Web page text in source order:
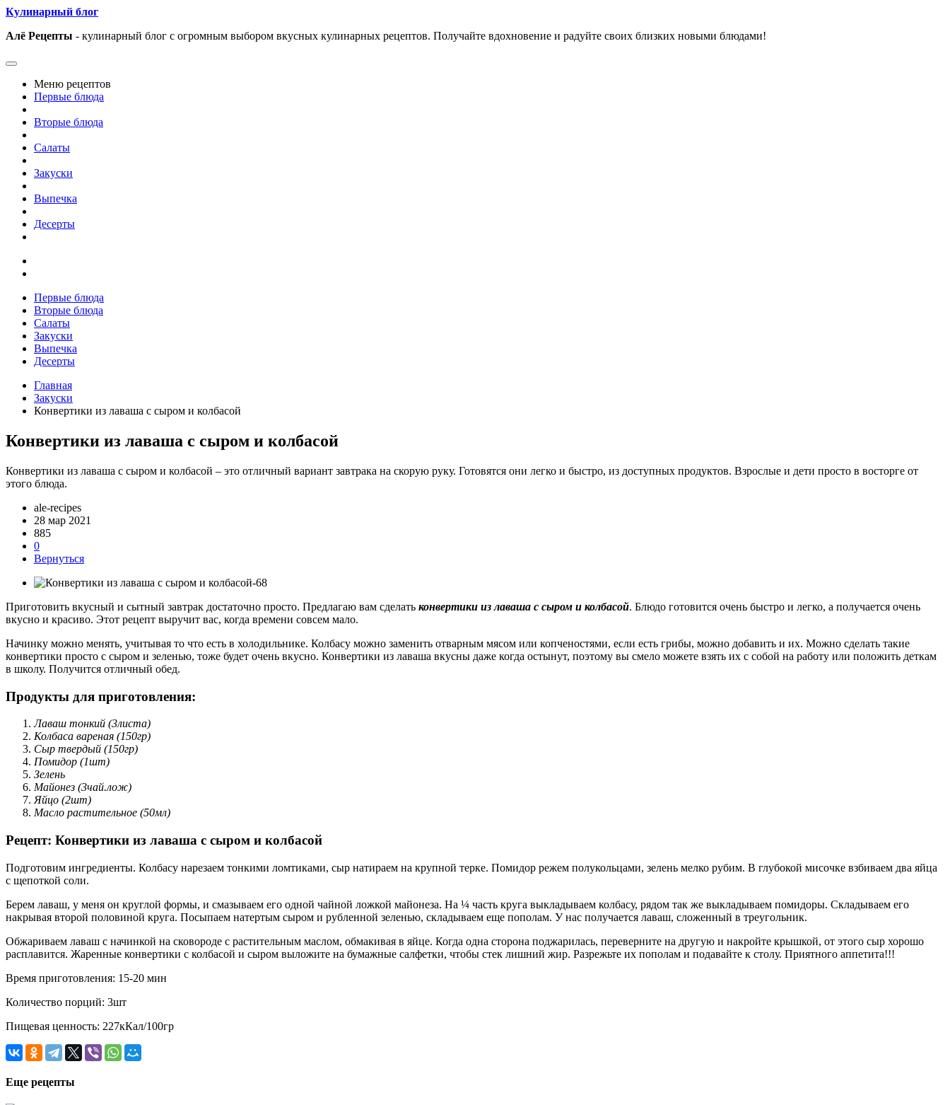
Кулинарный блог
Алё Рецепты - кулинарный блог с огромным выбором вкусных кулинарных рецептов. Получайте вдохновение и радуйте своих близких новыми блюдами!
Меню рецептов
Первые блюда
Вторые блюда
Салаты
Закуски
Выпечка
Десерты
Первые блюда
Вторые блюда
Салаты
Закуски
Выпечка
Десерты
Главная
Закуски
Конвертики из лаваша с сыром и колбасой
Конвертики из лаваша с сыром и колбасой
Конвертики из лаваша с сыром и колбасой – это отличный вариант завтрака на скорую руку. Готовятся они легко и быстро, из доступных продуктов. Взрослые и дети просто в восторге от
этого блюда.
ale-recipes
28 мар 2021
885
0
Вернуться
Приготовить вкусный и сытный завтрак достаточно просто. Предлагаю вам сделать конвертики из лаваша с сыром и колбасой. Блюдо готовится очень быстро и легко, а получается очень
вкусно и красиво. Этот рецепт выручит вас, когда времени совсем мало.
Начинку можно менять, учитывая то что есть в холодильнике. Колбасу можно заменить отварным мясом или копченостями, если есть грибы, можно добавить и их. Можно сделать такие
конвертики просто с сыром и зеленью, тоже будет очень вкусно. Конвертики из лаваша вкусны даже когда остынут, поэтому вы смело можете взять их с собой на работу или положить деткам
в школу. Получится отличный обед.
Продукты для приготовления:
Лаваш тонкий (3листа)
Колбаса вареная (150гр)
Сыр твердый (150гр)
Помидор (1шт)
Зелень
Майонез (3чай.лож)
Яйцо (2шт)
Масло растительное (50мл)
Рецепт: Конвертики из лаваша с сыром и колбасой
Подготовим ингредиенты. Колбасу нарезаем тонкими ломтиками, сыр натираем на крупной терке. Помидор режем полукольцами, зелень мелко рубим. В глубокой мисочке взбиваем два яйца
с щепоткой соли.
Берем лаваш, у меня он круглой формы, и смазываем его одной чайной ложкой майонеза. На ¼ часть круга выкладываем колбасу, рядом так же выкладываем помидоры. Складываем его
накрывая второй половиной круга. Посыпаем натертым сыром и рубленной зеленью, складываем еще пополам. У нас получается лаваш, сложенный в треугольник.
Обжариваем лаваш с начинкой на сковороде с растительным маслом, обмакивая в яйце. Когда одна сторона поджарилась, переверните на другую и накройте крышкой, от этого сыр хорошо
расплавится. Жаренные конвертики с колбасой и сыром выложите на бумажные салфетки, чтобы стек лишний жир. Разрежьте их пополам и подавайте к столу. Приятного аппетита!!!
Время приготовления: 15-20 мин
Количество порций: 3шт
Пищевая ценность: 227кКал/100гр
Еще рецепты